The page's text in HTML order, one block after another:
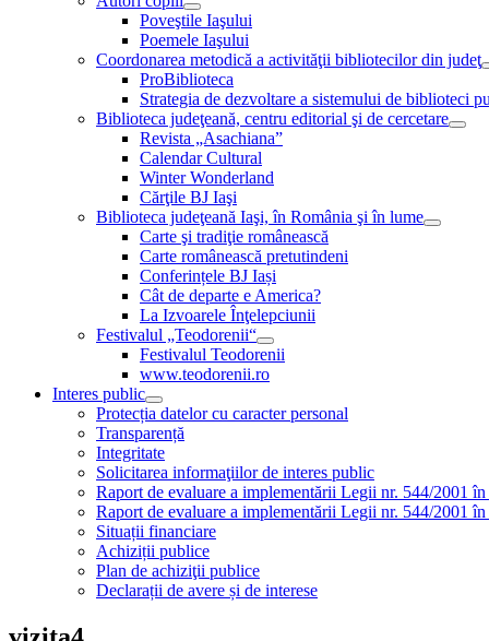
Poveştile Iaşului
Poemele Iaşului
Coordonarea metodică a activităţii bibliotecilor din judeţ
ProBiblioteca
Strategia de dezvoltare a sistemului de biblioteci
Biblioteca judeţeană, centru editorial şi de cercetare
Revista „Asachiana”
Calendar Cultural
Winter Wonderland
Cărţile BJ Iaşi
Biblioteca judeţeană Iaşi, în România şi în lume
Carte şi tradiţie românească
Carte românească pretutindeni
Conferințele BJ Iași
Cât de departe e America?
La Izvoarele Înţelepciunii
Festivalul „Teodorenii“
Festivalul Teodorenii
www.teodorenii.ro
Interes public
Protecția datelor cu caracter personal
Transparență
Integritate
Solicitarea informaţiilor de interes public
Raport de evaluare a implementării Legii nr. 544/2001
Raport de evaluare a implementării Legii nr. 544/2001
Situații financiare
Achiziții publice
Plan de achiziţii publice
Declarații de avere și de interese